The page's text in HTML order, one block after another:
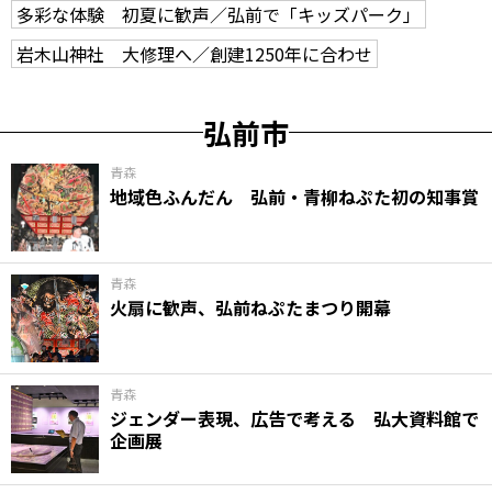
多彩な体験 初夏に歓声／弘前で「キッズパーク」
岩木山神社 大修理へ／創建1250年に合わせ
弘前市
青森
地域色ふんだん 弘前・青柳ねぷた初の知事賞
青森
火扇に歓声、弘前ねぷたまつり開幕
青森
ジェンダー表現、広告で考える 弘大資料館で
企画展